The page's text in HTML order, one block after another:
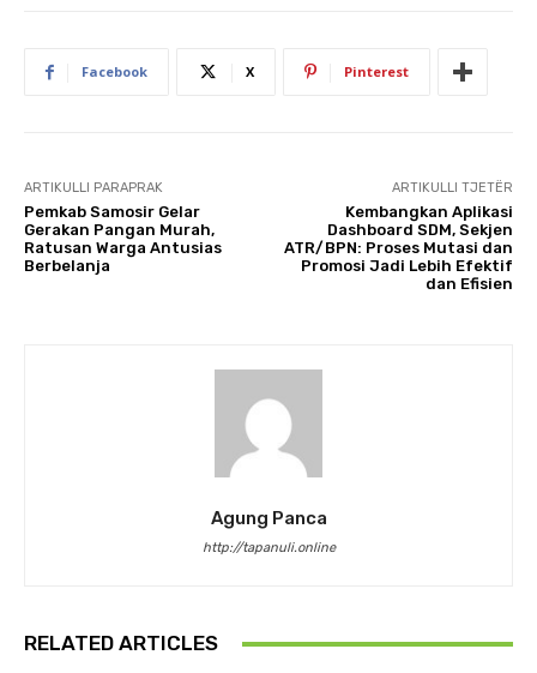
Facebook X Pinterest
ARTIKULLI PARAPRAK
Pemkab Samosir Gelar
Gerakan Pangan Murah,
Ratusan Warga Antusias
Berbelanja
ARTIKULLI TJETËR
Kembangkan Aplikasi
Dashboard SDM, Sekjen
ATR/BPN: Proses Mutasi dan
Promosi Jadi Lebih Efektif
dan Efisien
Agung Panca
http://tapanuli.online
RELATED ARTICLES